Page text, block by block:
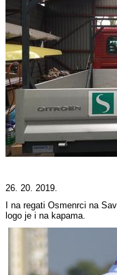
26. 20. 2019.
I na regati Osmenrci na
logo je i na kapama.